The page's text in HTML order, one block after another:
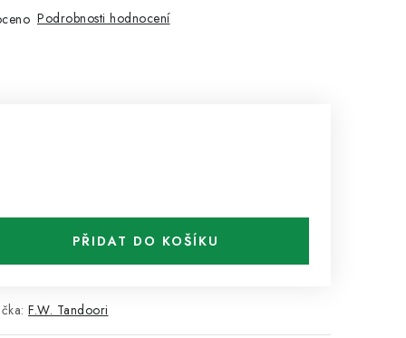
Podrobnosti hodnocení
PŘIDAT DO KOŠÍKU
F.W. Tandoori